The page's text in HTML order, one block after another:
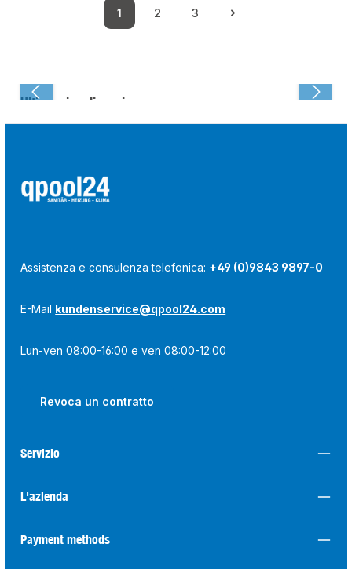
Pagina
1
Pagina
2
Pagina
3
Ultima visualizzazione:
Assistenza e consulenza telefonica: +49 (0)9843 9897-0
E-Mail kundenservice@qpool24.com
Lun-ven 08:00-16:00 e ven 08:00-12:00
Revoca un contratto
Servizio
L'azienda
Payment methods